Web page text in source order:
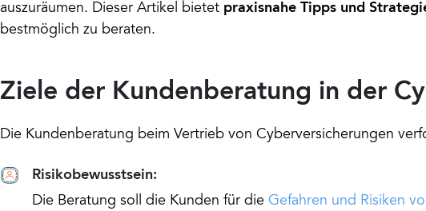
auszuräumen. Dieser Artikel bietet praxisnahe Tipps und
bestmöglich zu beraten.
Ziele der Kundenberatung in der
Die Kundenberatung beim Vertrieb von Cyberversicherungen
Risikobewusstsein:
Die Beratung soll die Kunden für die Gefahren und Risiken